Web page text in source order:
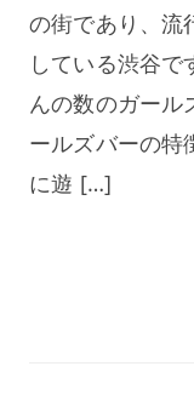
の街であり、流
している渋谷で
んの数のガール
ールズバーの特
に遊 […]